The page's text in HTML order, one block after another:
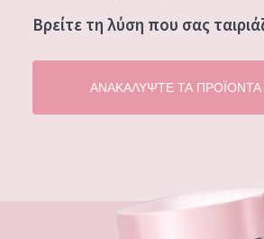
ΚΡΕΜΑ ΗΜΕΡΑΣ
Βρείτε τη λύση που σας
ΑΝΑΚΑΛΥΨΤΕ ΤΑ